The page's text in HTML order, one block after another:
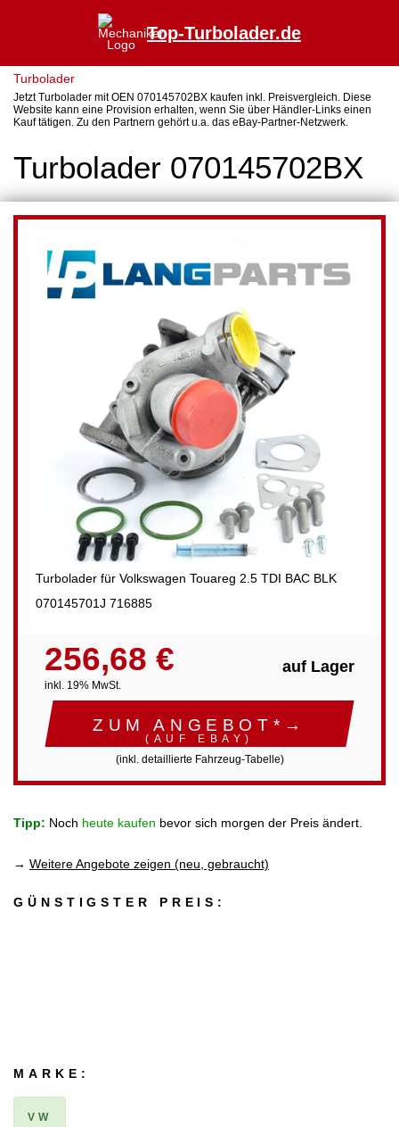
Top-Turbolader.de
Turbolader
Jetzt Turbolader mit OEN 070145702BX kaufen inkl. Preisvergleich. Diese
Website kann eine Provision erhalten, wenn Sie über Händler-Links einen
Kauf tätigen. Zu den Partnern gehört u.a. das eBay-Partner-Netzwerk.
Turbolader 070145702BX
Turbolader für Volkswagen Touareg 2.5 TDI BAC BLK
070145701J 716885
256,68 €
inkl. 19% MwSt.
auf Lager
ZUM ANGEBOT*→
(AUF EBAY)
(inkl. detaillierte Fahrzeug-Tabelle)
Tipp: Noch heute kaufen bevor sich morgen der Preis ändert.
→ Weitere Angebote zeigen (neu, gebraucht)
GÜNSTIGSTER PREIS:
MARKE:
VW